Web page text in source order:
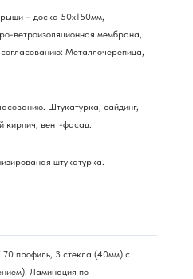
– доска 50х150мм,
ветроизоляционная мембрана,
Металлочерепица,
Штукатурка, сайдинг,
кирпич, вент-фасад.
штукатурка.
профиль, 3 стекла (40мм) с
Ламинация по